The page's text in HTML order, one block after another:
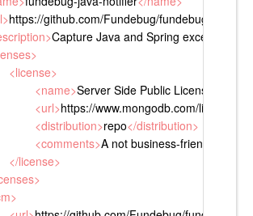
>https://github.com/Fundebug/fundebug-java-
>Capture Java and Spring exceptions
>
<license>
<name>Server Side Public License
<url>https://www.mongodb.com/licensing/
<distribution>repo</distribution>
<comments>A not business-friendly OSS
</license>
>
>